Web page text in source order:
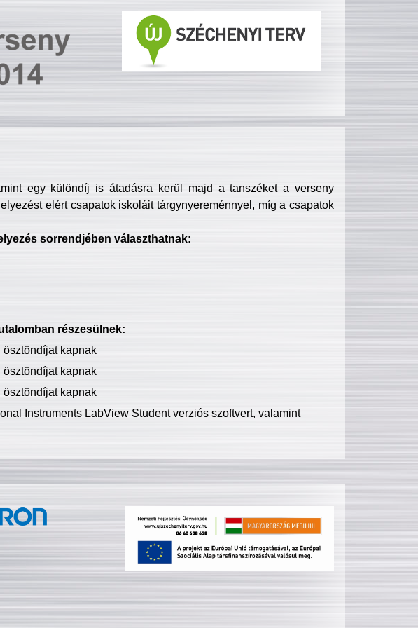
egy különdíj is átadásra kerül majd a tanszéket a verseny
elért csapatok iskoláit tárgynyereménnyel, míg a csapatok
sorrendjében választhatnak:
részesülnek:
ösztöndíjat kapnak
ösztöndíjat kapnak
kapnak
Instruments LabView Student verziós szoftvert, valamint